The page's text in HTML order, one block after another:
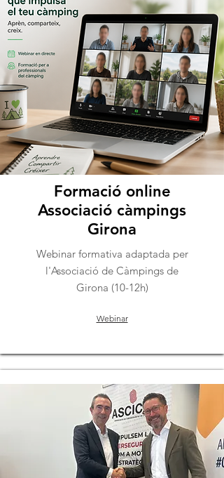
Formació online
Associació càmpings
Girona
Webinar formativa adaptada per
l'Associació de Càmpings de
Girona (10-12h)
Webinar